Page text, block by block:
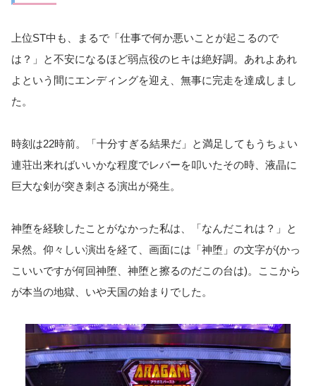
上位ST中も、まるで「仕事で何か悪いことが起こるので
は？」と不安になるほど弱点役のヒキは絶好調。あれよあれ
よという間にエンディングを迎え、無事に完走を達成しまし
た。
時刻は22時前。「十分すぎる結果だ」と満足してもうちょい
連荘出来ればいいかな程度でレバーを叩いたその時、液晶に
巨大な剣が突き刺さる演出が発生。
神堕を経験したことがなかった私は、「なんだこれは？」と
呆然。仰々しい演出を経て、画面には「神堕」の文字が(かっ
こいいですが何回神堕、神堕と擦るのだこの台は)。ここから
が本当の地獄、いや天国の始まりでした。